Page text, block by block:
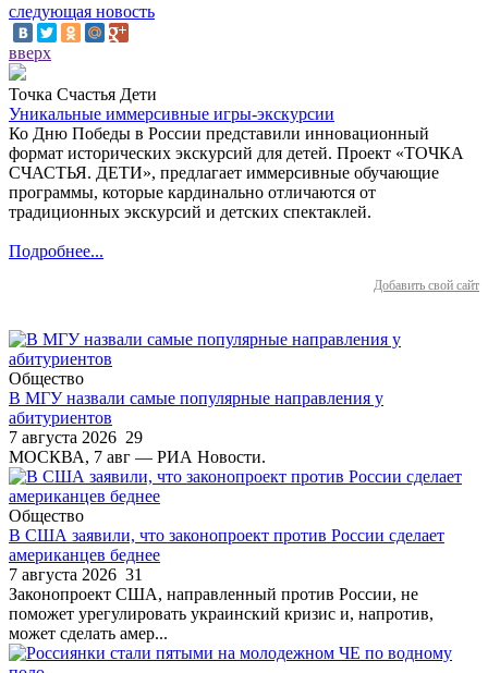
следующая новость
вверх
Точка Счастья Дети
Уникальные иммерсивные игры-экскурсии
Ко Дню Победы в России представили инновационный
формат исторических экскурсий для детей. Проект «ТОЧКА
СЧАСТЬЯ. ДЕТИ», предлагает иммерсивные обучающие
программы, которые кардинально отличаются от
традиционных экскурсий и детских спектаклей.
Подробнее...
Добавить свой сайт
Общество
В МГУ назвали самые популярные направления у
абитуриентов
7 августа 2026 29
МОСКВА, 7 авг — РИА Новости.
Общество
В США заявили, что законопроект против России сделает
американцев беднее
7 августа 2026 31
Законопроект США, направленный против России, не
поможет урегулировать украинский кризис и, напротив,
может сделать амер...